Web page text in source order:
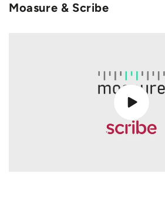
Moasure & Scribe